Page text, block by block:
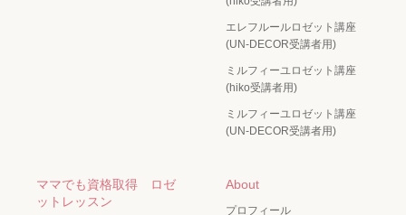
エレフルールロゼット講座
(UN-DECOR受講者用)
ミルフィーユロゼット講座
(hiko受講者用)
ミルフィーユロゼット講座
(UN-DECOR受講者用)
ママでも資格取得 ロゼ
ットレッスン
About
プロフィール